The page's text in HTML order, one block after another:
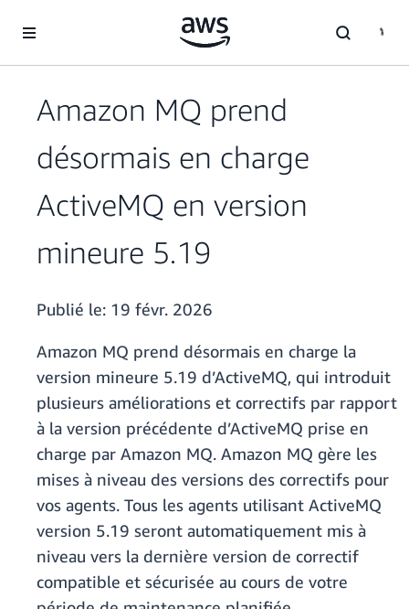
Amazon MQ prend
désormais en charge
ActiveMQ en version
mineure 5.19
Publié le: 19 févr. 2026
Amazon MQ prend désormais en charge la
version mineure 5.19 d’ActiveMQ, qui introduit
plusieurs améliorations et correctifs par rapport
à la version précédente d’ActiveMQ prise en
charge par Amazon MQ. Amazon MQ gère les
mises à niveau des versions des correctifs pour
vos agents. Tous les agents utilisant ActiveMQ
version 5.19 seront automatiquement mis à
niveau vers la dernière version de correctif
compatible et sécurisée au cours de votre